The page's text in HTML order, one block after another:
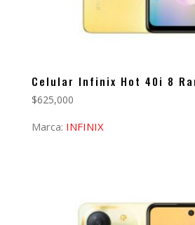
Celular Infinix Hot 40i 8
$625,000
Marca: INFINIX